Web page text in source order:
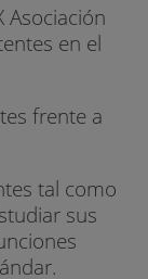
Asociación
en el
frente a
tal como
sus